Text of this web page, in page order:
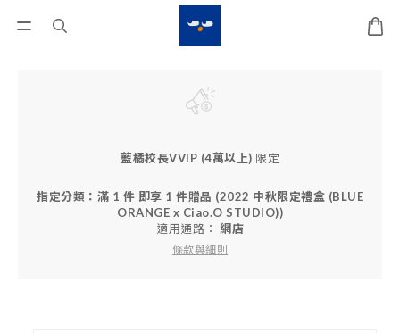
藍橘校長VVIP (4萬以上) 限定
指定分類：滿 1 件 即享 1 件贈品 (2022 中秋限定禮盒 (BLUE
ORANGE x Ciao.O STUDIO))
適用通路： 網店
條款與細則